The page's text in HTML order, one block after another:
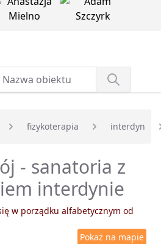
fizykoterapia interdyn
- sanatoria z
interdynie
w porządku alfabetycznym od
Pokaż na mapie